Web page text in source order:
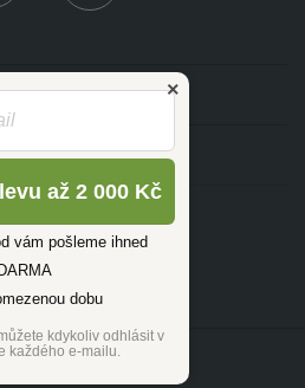
ŽLUTÁ HALA
až 2 000 Kč
vám pošleme ihned
dobu
kdykoliv odhlásit v
každého e-mailu.